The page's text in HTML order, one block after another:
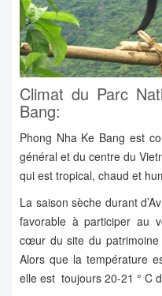
Climat du Parc
Bang:
Phong Nha Ke Bang est
général et du centre du
qui est tropical, chaud et
La saison sèche durant
favorable à participer au
cœur du site du patrimoine
Alors que la température
elle est toujours 20-21 ° C